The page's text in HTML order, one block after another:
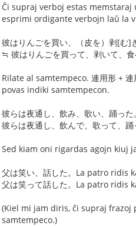
Ĉi supraj verboj estas
esprimi ordigante verbojn laŭ la
彼はりんごを買い、（皮を）剥[む]
≒ 彼はりんごを買って、剥いて、食
Rilate al samtempeco. 連用形 +
povas indiki samtempecon.
彼らは夜通し、飲み、歌い、踊っ
彼らは夜通し、飲んで、歌って、
Sed kiam oni rigardas agojn kiuj
父は笑い、話した。La patro ridis
父は笑って話した。La patro
(Kiel mi jam diris, ĉi supraj frazoj
samtempeco.)